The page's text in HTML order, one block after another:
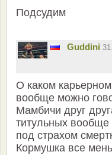
Подсудим
Guddini
О каком
вообще можно
Мамбичи друг
титульных вообще
под страхом
Кормушка все